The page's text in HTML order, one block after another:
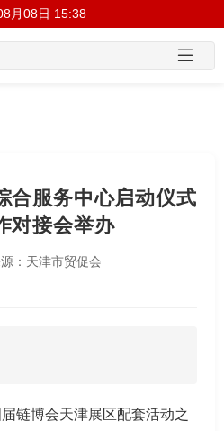
月08日 15:38
合服务中心启动仪式
对接会举办
：天津市贸促会
链博会天津展区配套活动之